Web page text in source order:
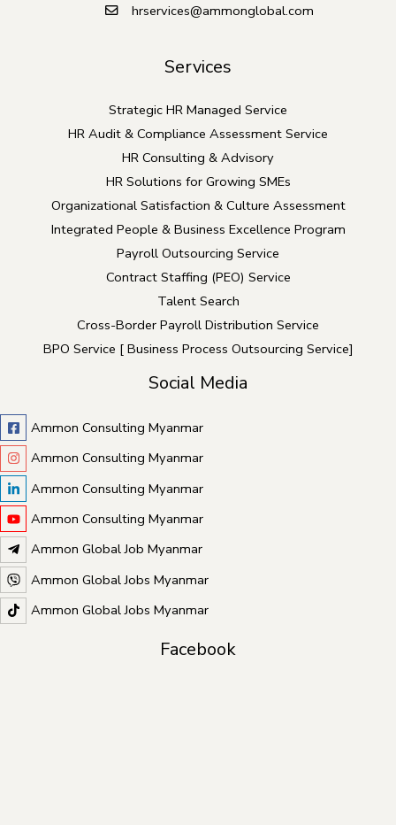
hrservices@ammonglobal.com
Services
Strategic HR Managed Service
HR Audit & Compliance Assessment Service
HR Consulting & Advisory
HR Solutions for Growing SMEs
Organizational Satisfaction & Culture Assessment
Integrated People & Business Excellence Program
Payroll Outsourcing Service
Contract Staffing (PEO) Service
Talent Search
Cross-Border Payroll Distribution Service
BPO Service [ Business Process Outsourcing Service]
Social Media
Ammon Consulting Myanmar
Ammon Consulting Myanmar
Ammon Consulting Myanmar
Ammon Consulting Myanmar
Ammon Global Job Myanmar
Ammon Global Jobs Myanmar
Ammon Global Jobs Myanmar
Facebook